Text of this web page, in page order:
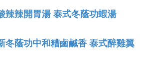
辣辣開胃湯 泰式冬蔭功蝦湯
冬蔭功中和糟鹵鹹香 泰式醉雞翼